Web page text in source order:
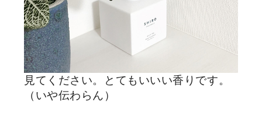
見てください。とてもいいい香りです。
（いや伝わらん）